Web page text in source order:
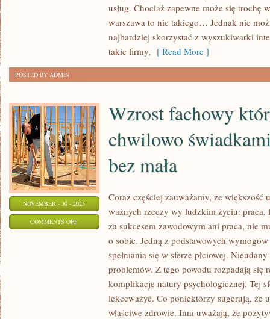
usług. Chociaż zapewne może się trochę
warszawa to nic takiego… Jednak nie
najbardziej skorzystać z wyszukiwarki
takie firmy, [ Read More ]
POSTED BY ADMIN
NOVEMBER - 30 - 2025
COMMENTS OFFON
CHWILOWO
ŚWIADKAMI
Wzrost fachowy
chwilowo
bez mała
Coraz częściej zauważamy, że większość
ważnych rzeczy wy ludzkim życiu:
za sukcesem zawodowym ani praca, nie
o sobie. Jedną z podstawowych
spełniania się w sferze płciowej.
problemów. Z tego powodu rozpadają się
komplikacje natury psychologicznej. Tej
lekceważyć. Co poniektórzy sugerują, że
właściwe zdrowie. Inni uważają, że